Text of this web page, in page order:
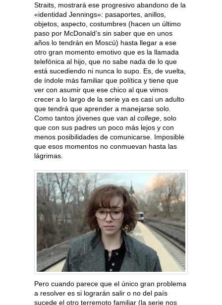
Straits, mostrará ese progresivo abandono de la
«identidad Jennings»: pasaportes, anillos,
objetos, aspecto, costumbres (hacen un último
paso por McDonald’s sin saber que en unos
años lo tendrán en Moscú) hasta llegar a ese
otro gran momento emotivo que es la llamada
telefónica al hijo, que no sabe nada de lo que
está sucediendo ni nunca lo supo. Es, de vuelta,
de índole más familiar que política y tiene que
ver con asumir que ese chico al que vimos
crecer a lo largo de la serie ya es casi un adulto
que tendrá que aprender a manejarse solo.
Como tantos jóvenes que van al college , solo
que con sus padres un poco más lejos y con
menos posibilidades de comunicarse. Imposible
que esos momentos no conmuevan hasta las
lágrimas.
Pero cuando parece que el único gran problema
a resolver es si lograrán salir o no del país
sucede el otro terremoto familiar (la serie nos